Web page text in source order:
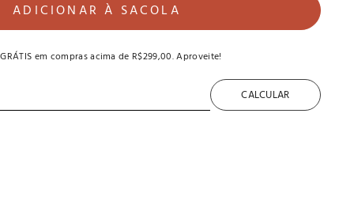
ADICIONAR À SACOLA
em compras acima de R$299,00. Aproveite!
CALCULAR